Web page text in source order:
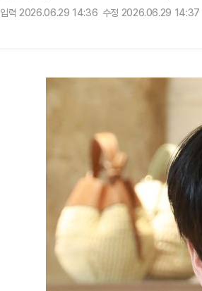
입력 2026.06.29 14:36 수정 2026.06.29 14:37